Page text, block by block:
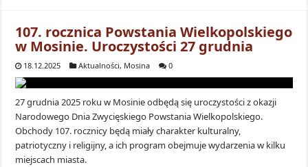
107. rocznica Powstania Wielkopolskiego
w Mosinie. Uroczystości 27 grudnia
18.12.2025 Aktualności, Mosina 0
27 grudnia 2025 roku w Mosinie odbędą się uroczystości z okazji
Narodowego Dnia Zwycięskiego Powstania Wielkopolskiego.
Obchody 107. rocznicy będą miały charakter kulturalny,
patriotyczny i religijny, a ich program obejmuje wydarzenia w kilku
miejscach miasta.